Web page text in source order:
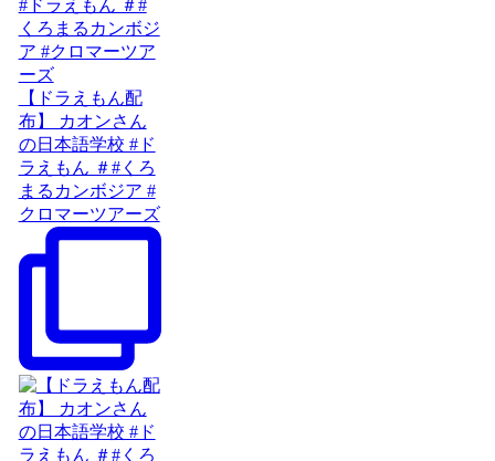
【ドラえもん配
布】 カオンさん
の日本語学校 #ド
ラえもん ＃#くろ
まるカンボジア #
クロマーツアーズ